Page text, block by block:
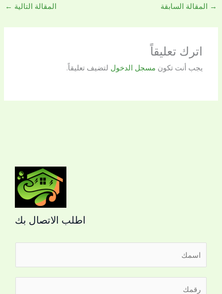
→ المقالة السابقة المقالة التالية ←
اترك تعليقاً
يجب أنت تكون مسجل الدخول لتضيف تعليقاً.
اطلب الاتصال بك